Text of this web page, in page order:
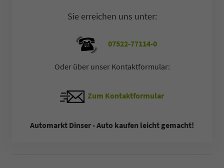
Sie erreichen uns unter:
07522-77114-0
Oder über unser Kontaktformular:
Zum Kontaktformular
Automarkt Dinser - Auto kaufen leicht gemacht!